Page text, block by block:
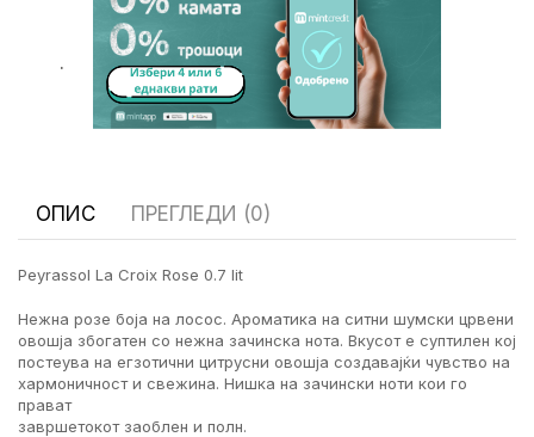
.
ОПИС ПРЕГЛЕДИ (0)
Peyrassol La Croix Rose 0.7 lit
Нежна розе боја на лосос. Ароматика на ситни шумски црвени
овошја збогатен со нежна зачинска нота. Вкусот е суптилен кој
постеува на егзотични цитрусни овошја создавајќи чувство на
хармоничност и свежина. Нишка на зачински ноти кои го
прават
завршетокот заоблен и полн.